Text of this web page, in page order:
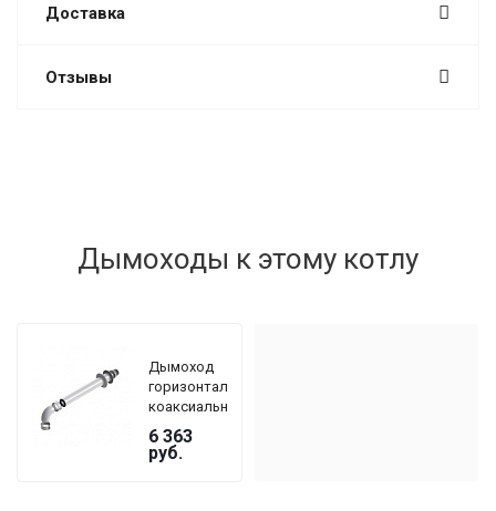
Доставка
Отзывы
Дымоходы к этому котлу
Дымоход
горизонтальный
коаксиальный
De Dietrich
DY 908 Ø
60/100 мм,
6 363
руб.